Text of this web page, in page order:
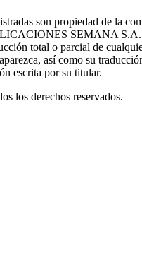
window
son propiedad de la
SEMANA S.A.
total o parcial de
así como su
escrita por su titular.
los derechos reservados.